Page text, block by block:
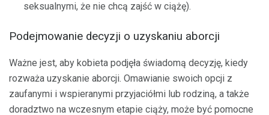
seksualnymi, że nie chcą zajść w ciążę).
Podejmowanie decyzji o uzyskaniu aborcji
Ważne jest, aby kobieta podjęła świadomą decyzję, kiedy
rozważa uzyskanie aborcji. Omawianie swoich opcji z
zaufanymi i wspieranymi przyjaciółmi lub rodziną, a także
doradztwo na wczesnym etapie ciąży, może być pomocne